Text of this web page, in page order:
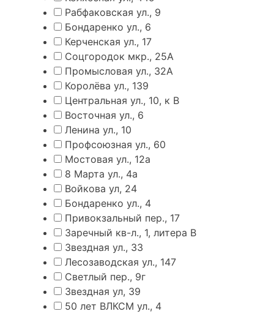
Рабфаковская ул., 9
Бондаренко ул., 6
Керченская ул., 17
Соцгородок мкр., 25А
Промысловая ул., 32А
Королёва ул., 139
Центральная ул., 10, к В
Восточная ул., 6
Ленина ул., 10
Профсоюзная ул., 60
Мостовая ул., 12а
8 Марта ул., 4а
Войкова ул, 24
Бондаренко ул., 4
Привокзальный пер., 17
Заречный кв-л., 1, литера В
Звездная ул., 33
Лесозаводская ул., 147
Светлый пер., 9г
Звездная ул, 39
50 лет ВЛКСМ ул., 4